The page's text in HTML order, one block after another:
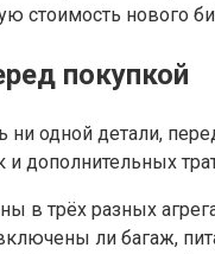
стоимость нового
покупкой
ни одной детали,
дополнительных
в трёх разных
ли багаж,